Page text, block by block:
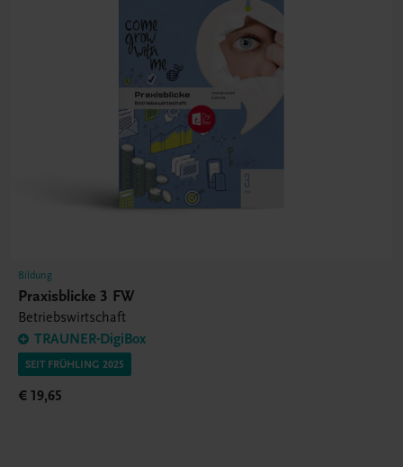
Bildung
Praxisblicke 3 FW
Betriebswirtschaft
TRAUNER-DigiBox
SEIT FRÜHLING 2025
€ 19,65